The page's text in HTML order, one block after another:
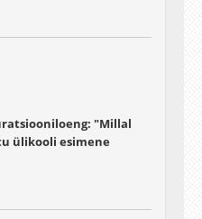
"Millal
ülikooli esimene